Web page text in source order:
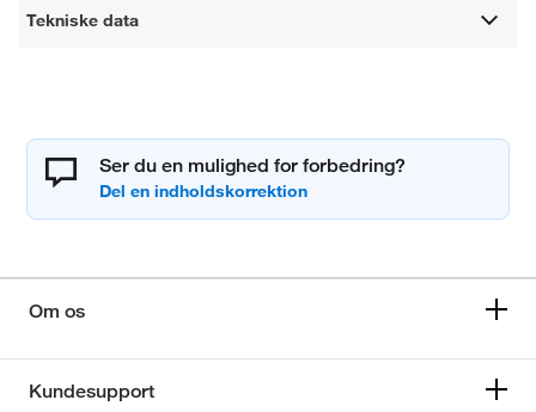
Tekniske data
Ser du en mulighed for forbedring?
Om os
Kundesupport